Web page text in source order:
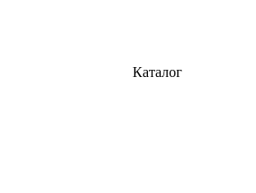
Каталог